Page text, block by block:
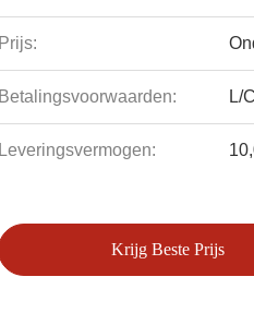
Prijs:
Betalingsvoorwaarden: L/
Leveringsvermogen:
Krijg Beste Prijs